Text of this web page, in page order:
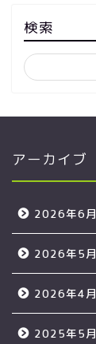
検索
アーカイブ
2026年6月
2026年5月
2026年4月
2025年5月